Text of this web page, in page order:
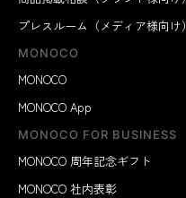
プレスルーム（メディア様向け）
MONOCO
MONOCO
MONOCO App
MONOCO FOR BUSINESS
MONOCO 周年記念ギフト
MONOCO 社内表彰